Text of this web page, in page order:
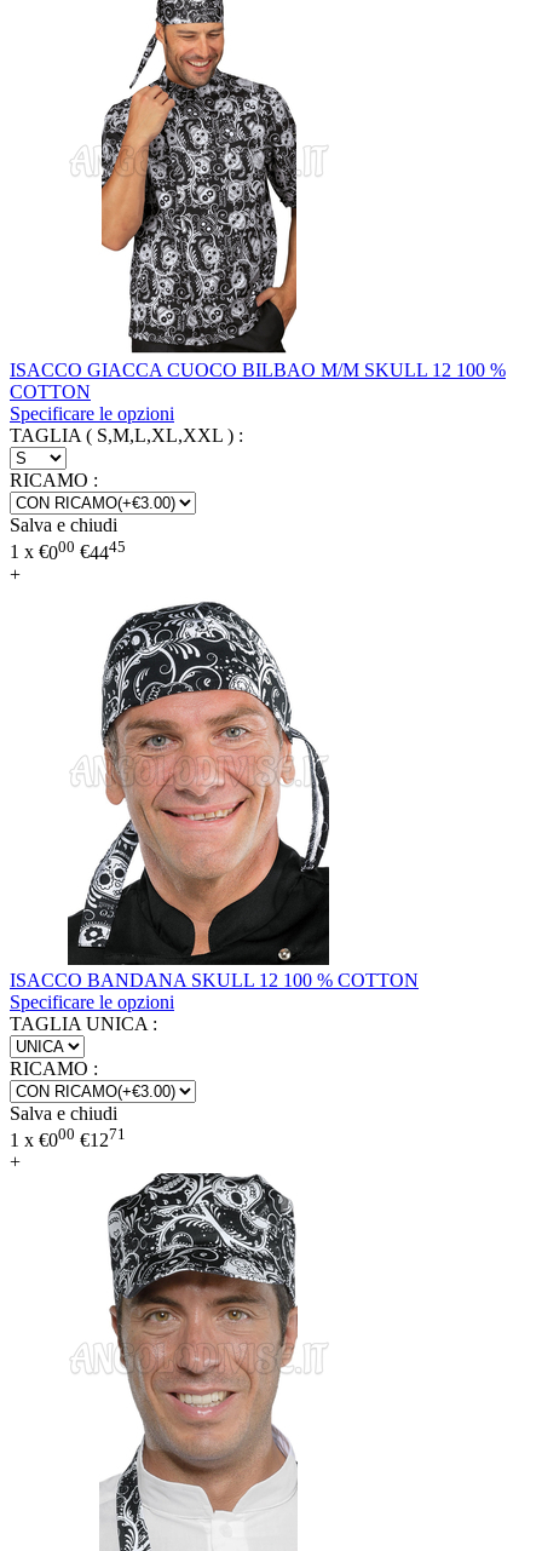
ISACCO GIACCA CUOCO BILBAO M/M SKULL 12 100 %
COTTON
Specificare le opzioni
TAGLIA ( S,M,L,XL,XXL ) :
RICAMO :
Salva e chiudi
1 x €000 €4445
+
ISACCO BANDANA SKULL 12 100 % COTTON
Specificare le opzioni
TAGLIA UNICA :
RICAMO :
Salva e chiudi
1 x €000 €1271
+